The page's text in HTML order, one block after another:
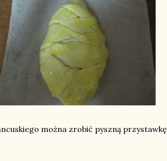
można zrobić pyszną przystawkę